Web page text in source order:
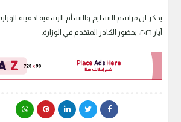
أيار ٢٠٢٦، بحضور الكادر المتقدم في الوزارة.